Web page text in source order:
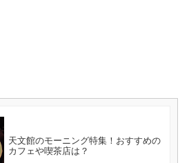
天文館のモーニング特集！おすすめの
カフェや喫茶店は？